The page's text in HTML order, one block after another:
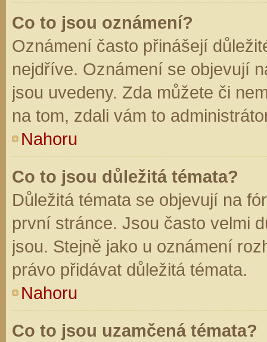
Co to jsou oznámení?
Oznámení často přinášejí
nejdříve. Oznámení se objevují
jsou uvedeny. Zda můžete či
na tom, zdali vám to
Nahoru
Co to jsou důležitá témata?
Důležitá témata se objevují na
první stránce. Jsou často velmi
jsou. Stejně jako u oznámení
právo přidávat důležitá témata.
Nahoru
Co to jsou uzamčená témata?